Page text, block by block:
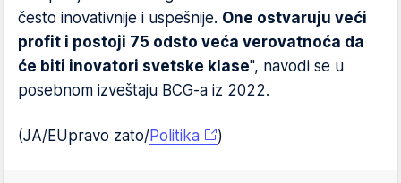
često inovativnije i uspešnije. One ostvaruju veći
profit i postoji 75 odsto veća verovatnoća da
će biti inovatori svetske klase", navodi se u
posebnom izveštaju BCG-a iz 2022.
(JA/EUpravo zato/Politika )